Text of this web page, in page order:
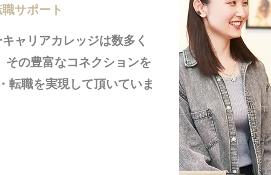
サポート
ャリアカレッジは数多く
の豊富なコネクションを
転職を実現して頂いていま